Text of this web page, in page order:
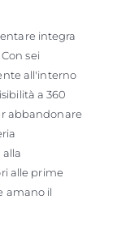
integra
sei
all'interno
a 360
abbandonare
alle prime
amano il